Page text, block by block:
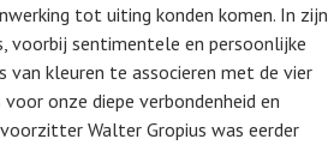
tot uiting konden komen. In zijn
voorbij sentimentele en persoonlijke
kleuren te associeren met de vier
onze diepe verbondenheid en
Walter Gropius was eerder